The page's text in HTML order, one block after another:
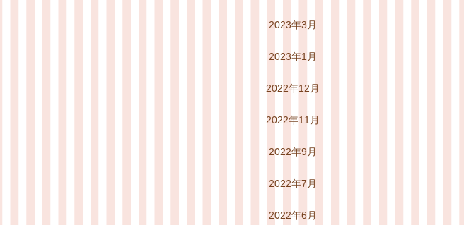
2023年3月
2023年1月
2022年12月
2022年11月
2022年9月
2022年7月
2022年6月